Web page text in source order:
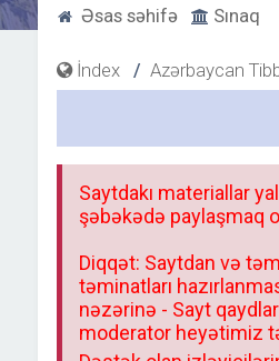
Əsas səhifə Sınaq
İndex Azərbaycan
Saytdakı materiallar
şəbəkədə paylaşmaq
Diqqət: Saytdan və
təminatları
nəzərinə - Sayt
moderator heyətimiz